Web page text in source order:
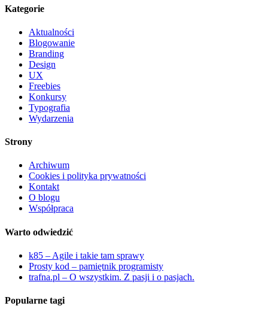
Kategorie
Aktualności
Blogowanie
Branding
Design
UX
Freebies
Konkursy
Typografia
Wydarzenia
Strony
Archiwum
Cookies i polityka prywatności
Kontakt
O blogu
Współpraca
Warto odwiedzić
k85 – Agile i takie tam sprawy
Prosty kod – pamiętnik programisty
trafna.pl – O wszystkim. Z pasji i o pasjach.
Popularne tagi